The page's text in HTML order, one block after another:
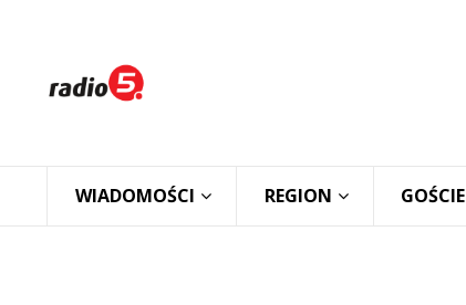
WIADOMOŚCI REGION GOŚCIE